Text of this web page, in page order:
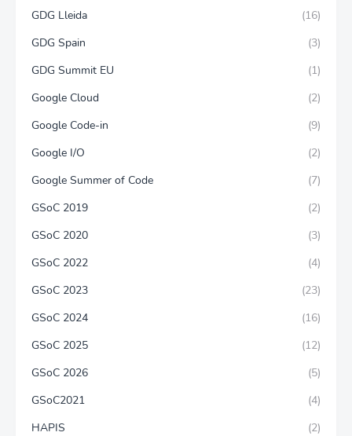
GDG Lleida
(16)
GDG Spain
(3)
GDG Summit EU
(1)
Google Cloud
(2)
Google Code-in
(9)
Google I/O
(2)
Google Summer of Code
(7)
GSoC 2019
(2)
GSoC 2020
(3)
GSoC 2022
(4)
GSoC 2023
(23)
GSoC 2024
(16)
GSoC 2025
(12)
GSoC 2026
(5)
GSoC2021
(4)
HAPIS
(2)